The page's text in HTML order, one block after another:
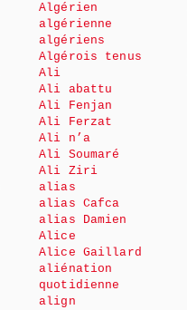
Algérien
algérienne
algériens
Algérois tenus
Ali
Ali abattu
Ali Fenjan
Ali Ferzat
Ali n’a
Ali Soumaré
Ali Ziri
alias
alias Cafca
alias Damien
Alice
Alice Gaillard
aliénation
quotidienne
align